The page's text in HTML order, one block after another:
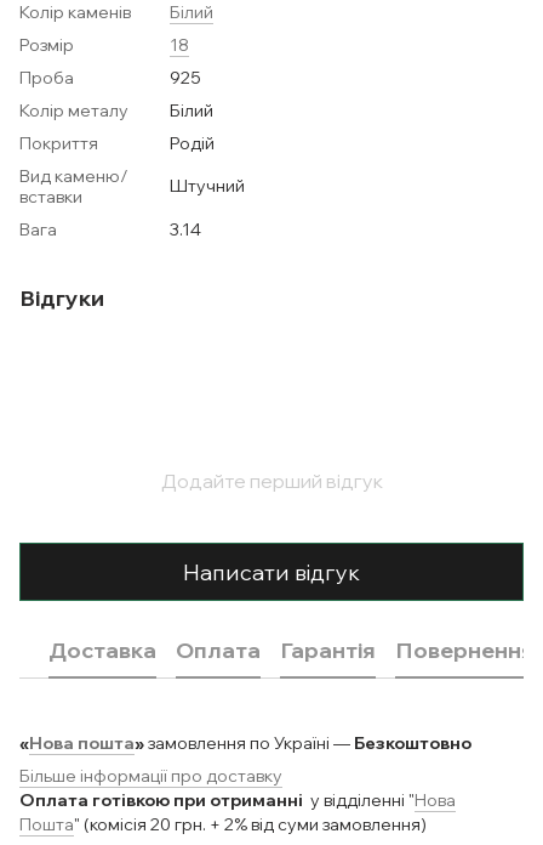
Колір каменів
Білий
Розмір
18
Проба
925
Колір металу
Білий
Покриття
Родій
Вид каменю/
вставки
Штучний
Вага
3.14
Відгуки
Додайте перший відгук
Написати відгук
Доставка Оплата Гарантія Повернення
«Нова пошта»замовлення по Україні — Безкоштовно
Більше інформації про доставку
Оплата готівкою при отриманні у відділенні "Нова
Пошта" (комісія 20 грн. + 2% від суми замовлення)